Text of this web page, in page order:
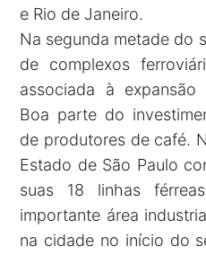
e Rio de Janeiro.
Na segunda metade do
de complexos
associada à
Boa parte do
de produtores de café.
Estado de São Paulo
suas 18 linhas
importante área
na cidade no início do